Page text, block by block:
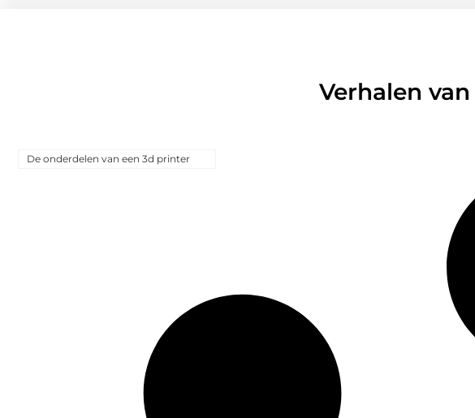
Verhalen van
De onderdelen van een 3d printer